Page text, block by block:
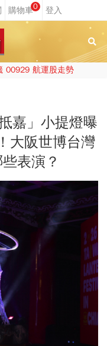
0
00929 航運股走勢
嘉」小提燈曝
大阪世博台灣
表演？